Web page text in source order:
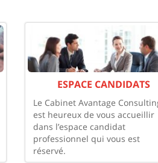
ESPACE CANDIDATS
Le Cabinet Avantage
est heureux de vous accueillir
dans l’espace candidat
professionnel qui vous est
réservé.